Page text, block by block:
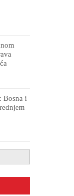
Bosna i